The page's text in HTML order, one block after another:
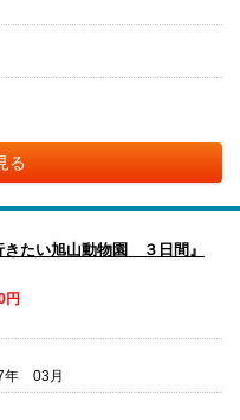
る
きたい旭山動物園 ３日間』
円
年 03月